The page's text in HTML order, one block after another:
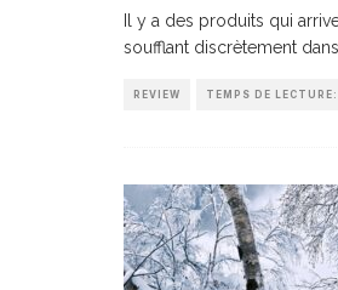
Il y a des produits qui
soufflant discrètement
REVIEW TEMPS DE